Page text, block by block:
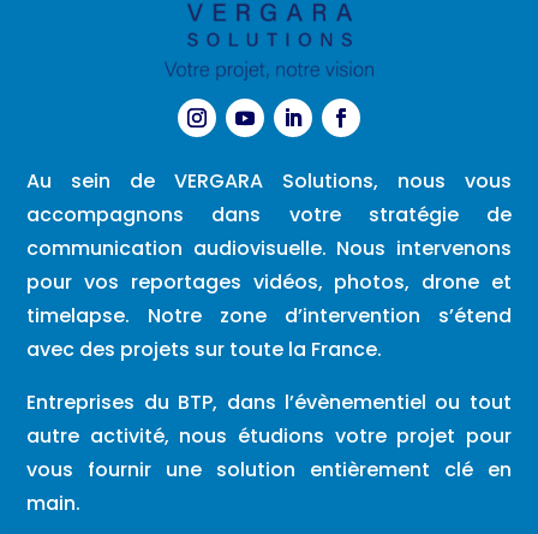
Au sein de VERGARA Solutions, nous vous
accompagnons dans votre stratégie de
communication audiovisuelle. Nous intervenons
pour vos reportages vidéos, photos, drone et
timelapse. Notre zone d’intervention s’étend
avec des projets sur toute la France.
Entreprises du BTP, dans l’évènementiel ou tout
autre activité, nous étudions votre projet pour
vous fournir une solution entièrement clé en
main.